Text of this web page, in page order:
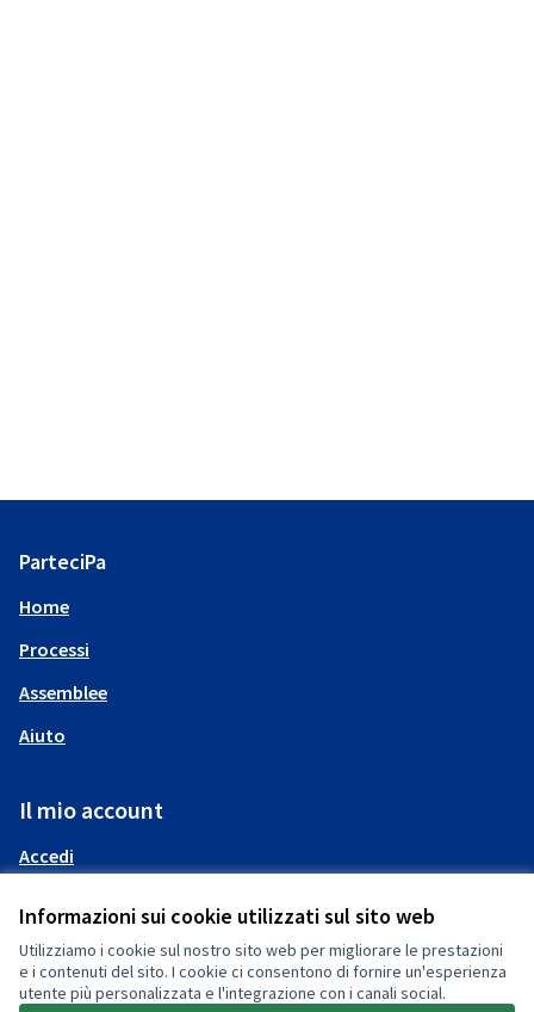
Informazioni sui cookie utilizzati sul sito web
Utilizziamo i cookie sul nostro sito web per migliorare le prestazioni
e i contenuti del sito. I cookie ci consentono di fornire un'esperienza
utente più personalizzata e l'integrazione con i canali social.
ParteciPa
Home
Processi
Assemblee
Aiuto
Il mio account
Accedi
(Collegamento esterno)